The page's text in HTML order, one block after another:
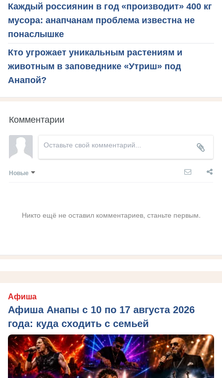
Каждый россиянин в год «производит» 400 кг
мусора: анапчанам проблема известна не
понаслышке
Кто угрожает уникальным растениям и
животным в заповеднике «Утриш» под
Анапой?
Комментарии
Новые
Никто ещё не оставил комментариев, станьте первым.
Афиша
Афиша Анапы с 10 по 17 августа 2026
года: куда сходить с семьей